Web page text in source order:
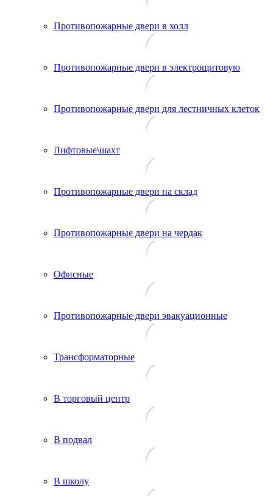
Противопожарные двери в холл
Противопожарные двери в электрощитовую
Противопожарные двери для лестничных клеток
Лифтовые\шахт
Противопожарные двери на склад
Противопожарные двери на чердак
Офисные
Противопожарные двери эвакуационные
Трансформаторные
В торговый центр
В подвал
В школу